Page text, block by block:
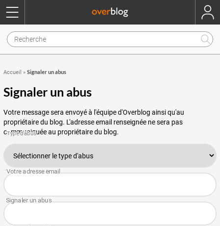
Accueil » Signaler un abus
Signaler un abus
Votre message sera envoyé à l'équipe d'Overblog ainsi qu'au
propriétaire du blog. L'adresse email renseignée ne sera pas
communiquée au propriétaire du blog.